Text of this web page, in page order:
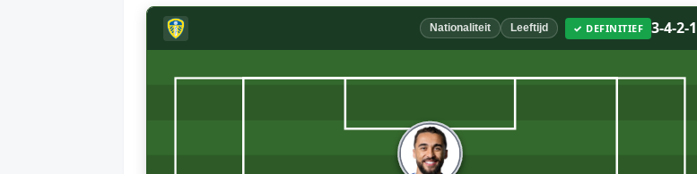
Nationaliteit Leeftijd ✓ DEFINITIEF 3-4-2-1